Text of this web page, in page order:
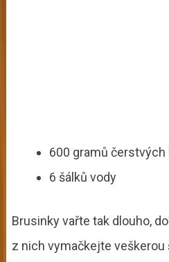
600 gramů čerstvých
6 šálků vody
Brusinky vařte tak dlouho,
z nich vymačkejte veškerou